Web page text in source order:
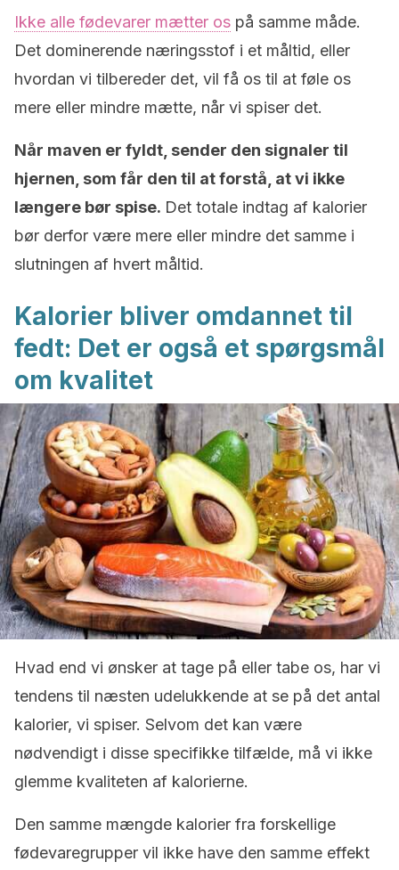
Ikke alle fødevarer mætter os på samme måde.
Det dominerende næringsstof i et måltid, eller
hvordan vi tilbereder det, vil få os til at føle os
mere eller mindre mætte, når vi spiser det.
Når maven er fyldt, sender den signaler til
hjernen, som får den til at forstå, at vi ikke
længere bør spise. Det totale indtag af kalorier
bør derfor være mere eller mindre det samme i
slutningen af hvert måltid.
Kalorier bliver omdannet til
fedt: Det er også et spørgsmål
om kvalitet
Hvad end vi ønsker at tage på eller tabe os, har vi
tendens til næsten udelukkende at se på det antal
kalorier, vi spiser. Selvom det kan være
nødvendigt i disse specifikke tilfælde, må vi ikke
glemme kvaliteten af kalorierne.
Den samme mængde kalorier fra forskellige
fødevaregrupper vil ikke have den samme effekt